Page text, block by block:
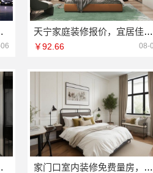
保材料报价 天宁家庭装修报价，宜居佳装饰闭口合同无增项
￥92.66 08-
材料有限公司 家门口室内装修免费量房，浙江宜美嘉装饰工程有限公司等您来